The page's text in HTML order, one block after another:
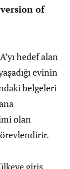
of
hedef alan
evinin
belgeleri
olan
giriş